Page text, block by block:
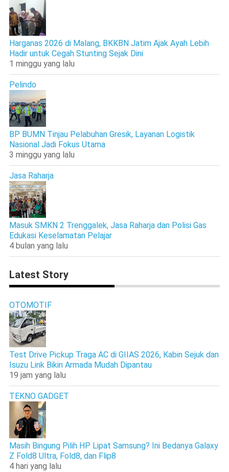
Harganas 2026 di Malang, BKKBN Jatim Ajak Ayah Lebih
Hadir untuk Cegah Stunting Sejak Dini
1 minggu yang lalu
Pelindo
BP BUMN Tinjau Pelabuhan Gresik, Layanan Logistik
Nasional Jadi Fokus Utama
3 minggu yang lalu
Jasa Raharja
Masuk SMKN 2 Trenggalek, Jasa Raharja dan Polisi Gas
Edukasi Keselamatan Pelajar
4 bulan yang lalu
Latest Story
OTOMOTIF
Test Drive Pickup Traga AC di GIIAS 2026, Kabin Sejuk dan
Isuzu Link Bikin Armada Mudah Dipantau
19 jam yang lalu
TEKNO GADGET
Masih Bingung Pilih HP Lipat Samsung? Ini Bedanya Galaxy
Z Fold8 Ultra, Fold8, dan Flip8
4 hari yang lalu